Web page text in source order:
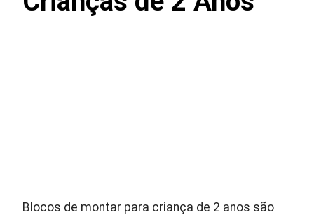
Blocos de montar para criança de 2 anos são